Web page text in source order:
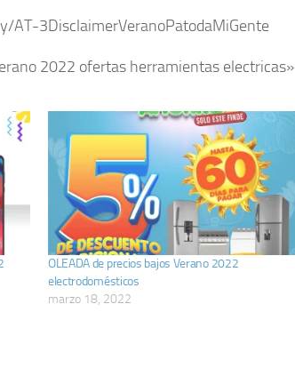
AT-3DisclaimerVeranoPatodaMiGente
2022 ofertas herramientas electricas»
OLEADA de precios bajos Verano 2022
electrodomésticos
marzo 18, 2022